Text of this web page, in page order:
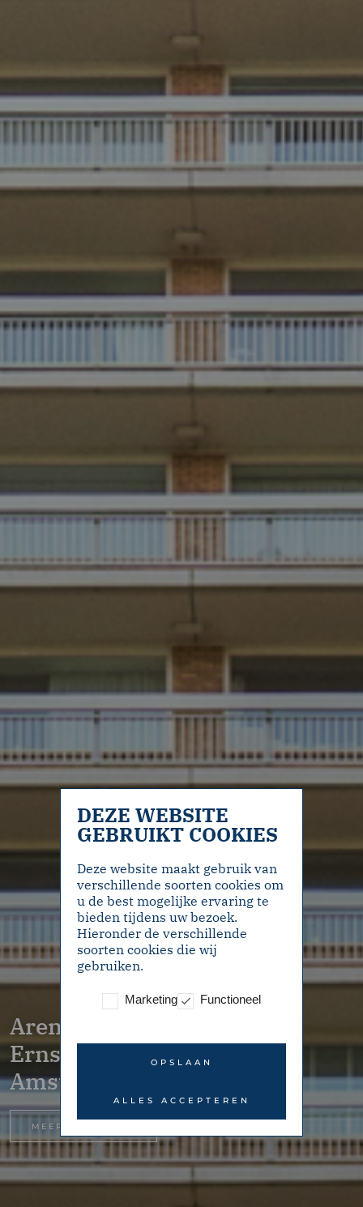
Arent Janszoon
Ernststraat 153 –
Amsterdam
MEER INFORMATIE
DEZE WEBSITE
GEBRUIKT COOKIES
Deze website maakt gebruik van
verschillende soorten cookies om
u de best mogelijke ervaring te
bieden tijdens uw bezoek.
Hieronder de verschillende
soorten cookies die wij
gebruiken.
Marketing Functioneel
OPSLAAN
ALLES ACCEPTEREN